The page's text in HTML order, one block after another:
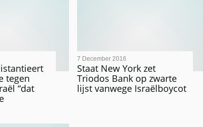
tegen
“dat
Staat New York zet
Triodos Bank op zwarte
lijst vanwege Israëlboycot
7 December 2016